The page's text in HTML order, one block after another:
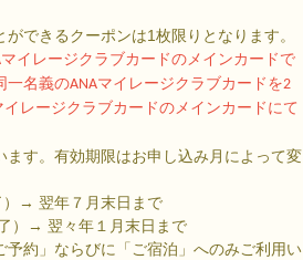
できるクーポンは1枚限りとなります。
マイレージクラブカードのメインカードで
名義のANAマイレージクラブカードを2
レージクラブカードのメインカードにて
ます。有効期限はお申し込み月によって変
）→ 翌年７月末日まで
）→ 翌々年１月末日まで
予約」ならびに「ご宿泊」へのみご利用い